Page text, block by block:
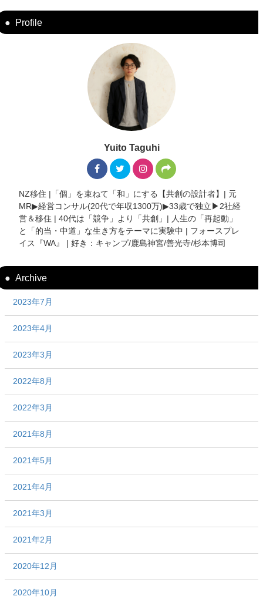
Profile
Yuito Taguhi
NZ移住 |「個」を束ねて「和」にする【共創の設計者】| 元
MR▶︎経営コンサル(20代で年収1300万)▶︎33歳で独立▶︎2社経
営＆移住 | 40代は「競争」より「共創」| 人生の「再起動」
と「的当・中道」な生き方をテーマに実験中 | フォースプレ
イス『WA』 | 好き：キャンプ/鹿島神宮/善光寺/杉本博司
Archive
2023年7月
2023年4月
2023年3月
2022年8月
2022年3月
2021年8月
2021年5月
2021年4月
2021年3月
2021年2月
2020年12月
2020年10月